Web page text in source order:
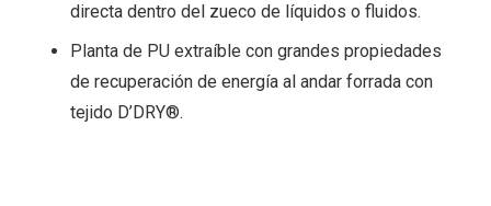
directa dentro del zueco de líquidos o fluidos.
Planta de PU extraíble con grandes propiedades
de recuperación de energía al andar forrada con
tejido D’DRY®.